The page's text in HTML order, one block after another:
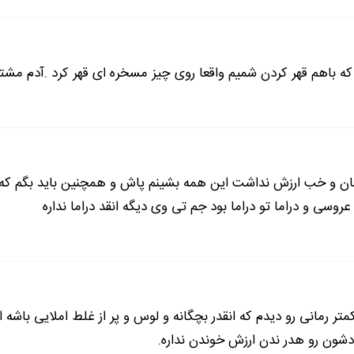
هر روز بلند شدم بقلش کنم که اتفاقات دیشب مثل یه فیلم از
رو هم روی سرم کشیدم.
ولی باید درکم کنی.
مامان گفتم--....
درکتون کردم؟... تاحالا دیدین رو حرفتون حرف بیارم؟.. ولی
باهم قهر کردن شمیم واقعا روی چیز مسخره ای قهر کرد .آدم
و خب ارزش نداشت این همه بشینم پاش و همچنین باید بگم که
و دراما تو دراما بود جم تی وی دیگه انقد دراما نداره
رمانی رو دیدم که انقدر بچگانه و لوس و پر از غلط املایی
رو هدر ندن ارزش خوندن نداره.